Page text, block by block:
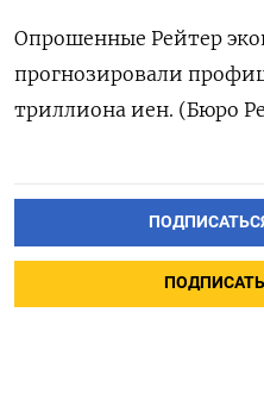
Опрошенные Рейтер
прогнозировали
триллиона иен. (Бюро